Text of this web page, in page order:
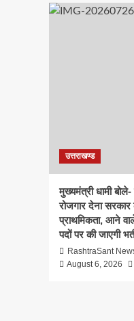
उत्तराखण्ड
मुख्यमंत्री धामी
रोजगार देना सरकार
प्राथमिकता, आने
पदों पर की जाएगी
RashtraSant
August 6, 2026